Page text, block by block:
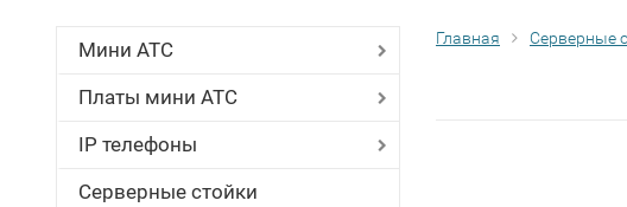
Мини АТС
Платы мини АТС
IP телефоны
Серверные стойки
Главная Серверные